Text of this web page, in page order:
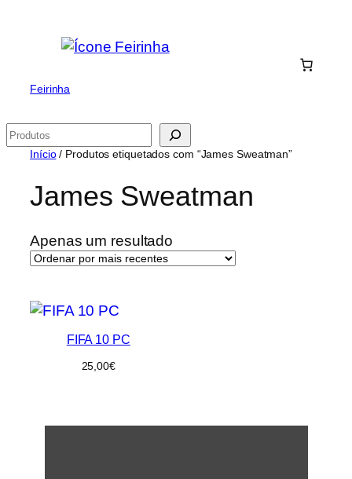
Feirinha
Pesquisar
Início/ Produtos etiquetados com “James Sweatman”
James Sweatman
Apenas um resultado
FIFA 10 PC
25,00€